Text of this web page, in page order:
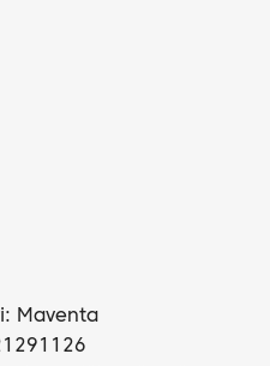
Maventa